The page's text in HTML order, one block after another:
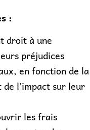
:
droit à une
préjudices
en fonction de la
l’impact sur leur
les frais